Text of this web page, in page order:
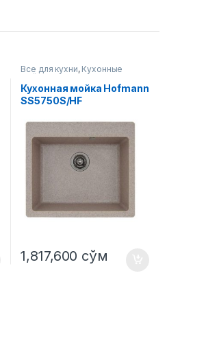
Все для кухни, Кухонные
мойки
Кухонная мойка Hofmann
SS5750S/HF
1,817,600 сўм